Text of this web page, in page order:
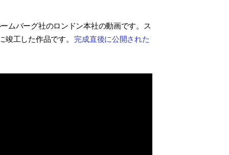
ムバーグ社のロンドン本社の動画です。ス
工した作品です。
完成直後に公開された